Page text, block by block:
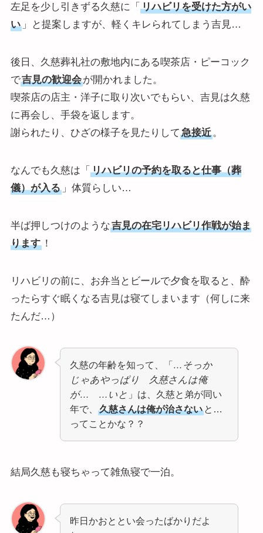
左足を少し引きずる久慈に「 リハビリを受けた方がい
い」と提案しますが、軽くキレられてしまう吉見…
後日、久慈葬礼社の敷地内にある喫茶店・ピーコック
で吉見の歓迎会が開かれました。
喫茶店の店主・洋子に取り次いでもらい、吉見は久慈
に再会し、手袋を返します。
謝られたり、ひざの様子を見たりして 急接近。
なんでも久慈は「 リハビリの予約を取ると仕事（葬
儀）が入る」体質らしい…
半ば押しつけのような吉見の在宅リハビリ作戦が始ま
ります！
リハビリの前に、お弁当とビールで夕食を取ると、酔
ったらすぐ眠くなる吉見は寝てしまいます（何しに来
たんだ…）
久慈の年齢を知って、「…そっか
じゃあやっぱり 久慈さんは俺
が… …いと 」は、久慈と弟が同い
年で、久慈さんは俺が治さない と…
ってことかな？？
結局久慈も寝ちゃって雑魚寝で一泊。
昨日かおととい会ったばかりだよ